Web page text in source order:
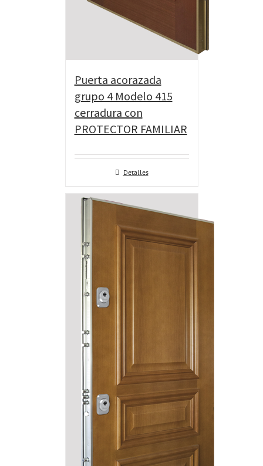
Puerta acorazada
grupo 4 Modelo 415
cerradura con
PROTECTOR FAMILIAR
Detalles